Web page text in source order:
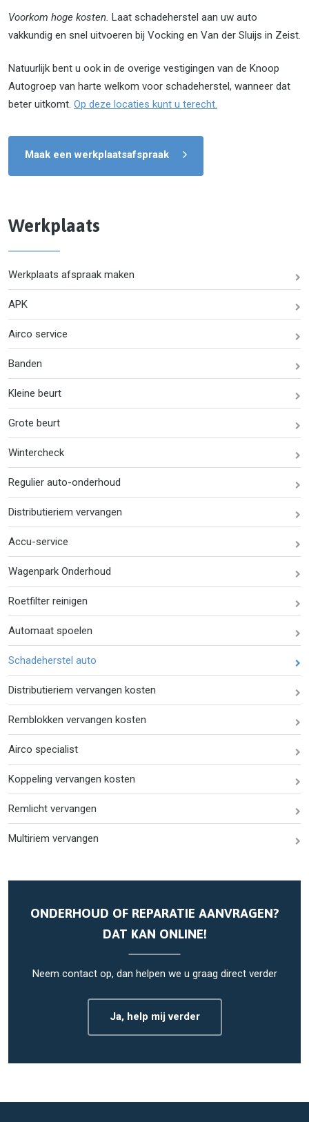
Voorkom hoge kosten. Laat schadeherstel aan uw auto
vakkundig en snel uitvoeren bij Vocking en Van der Sluijs in Zeist.
Natuurlijk bent u ook in de overige vestigingen van de Knoop
Autogroep van harte welkom voor schadeherstel, wanneer dat
beter uitkomt. Op deze locaties kunt u terecht.
Maak een werkplaatsafspraak
Werkplaats
Werkplaats afspraak maken
APK
Airco service
Banden
Kleine beurt
Grote beurt
Wintercheck
Regulier auto-onderhoud
Distributieriem vervangen
Accu-service
Wagenpark Onderhoud
Roetfilter reinigen
Automaat spoelen
Schadeherstel auto
Distributieriem vervangen kosten
Remblokken vervangen kosten
Airco specialist
Koppeling vervangen kosten
Remlicht vervangen
Multiriem vervangen
ONDERHOUD OF REPARATIE AANVRAGEN?
DAT KAN ONLINE!
Neem contact op, dan helpen we u graag direct verder
Ja, help mij verder